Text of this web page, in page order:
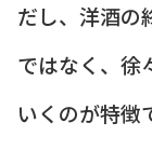
だし、洋酒の
ではなく、徐
いくのが特徴